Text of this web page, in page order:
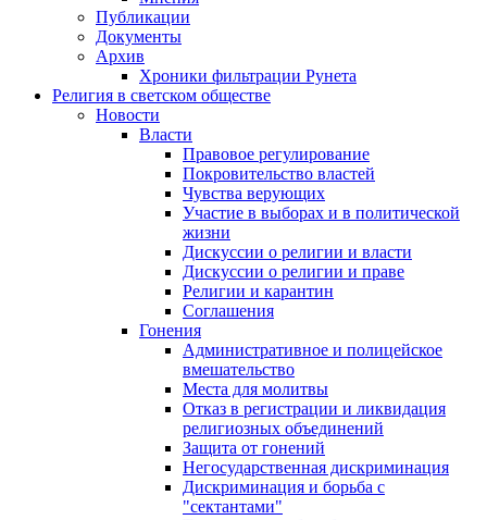
Публикации
Документы
Архив
Хроники фильтрации Рунета
Религия в светском обществе
Новости
Власти
Правовое регулирование
Покровительство властей
Чувства верующих
Участие в выборах и в политической
жизни
Дискуссии о религии и власти
Дискуссии о религии и праве
Религии и карантин
Соглашения
Гонения
Административное и полицейское
вмешательство
Места для молитвы
Отказ в регистрации и ликвидация
религиозных объединений
Защита от гонений
Негосударственная дискриминация
Дискриминация и борьба с
"сектантами"